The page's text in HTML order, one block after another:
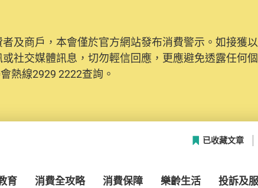
及商戶，本會僅於官方網站發布消費警示。如接獲
社交媒體訊息，切勿輕信回應，更應避免透露任何
熱線2929 2222查詢。
及網絡安全，本會的投訴處理系統已經進行升級及
本聯絡資料（包括姓名、電郵及電話）註冊帳戶，
帳戶中，方便日後作出跟進。
已收藏文章
育 消費全攻略 消費保障 樂齡生活 投訴及